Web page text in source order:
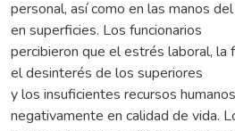
personal, así como en las manos
en superficies. Los funcionarios
percibieron que el estrés laboral, la
el desinterés de los superiores
y los insuficientes recursos
negativamente en calidad de vida.